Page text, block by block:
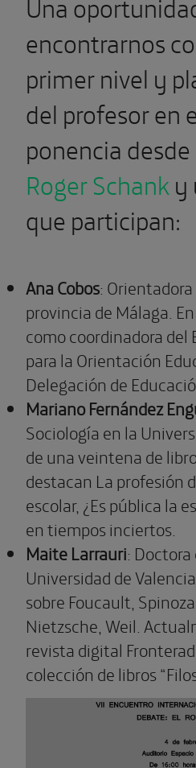
encontrarnos
primer nivel y
del profesor en
ponencia desde
Roger Schanky
que participan:
Ana Cobos:
provincia de Málaga.
como coordinadora del
para la Orientación
Delegación de
Mariano Fernández
Sociología en la
de una veintena de
destacan La profesión
escolar, ¿Es pública la
en tiempos inciertos.
Maite Larrauri:
Universidad de
sobre Foucault,
Nietzsche, Weil.
revista digital
colección de libros